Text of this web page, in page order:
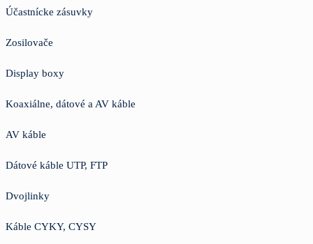
Účastnícke zásuvky
Zosilovače
Display boxy
Koaxiálne, dátové a AV káble
AV káble
Dátové káble UTP, FTP
Dvojlinky
Káble CYKY, CYSY